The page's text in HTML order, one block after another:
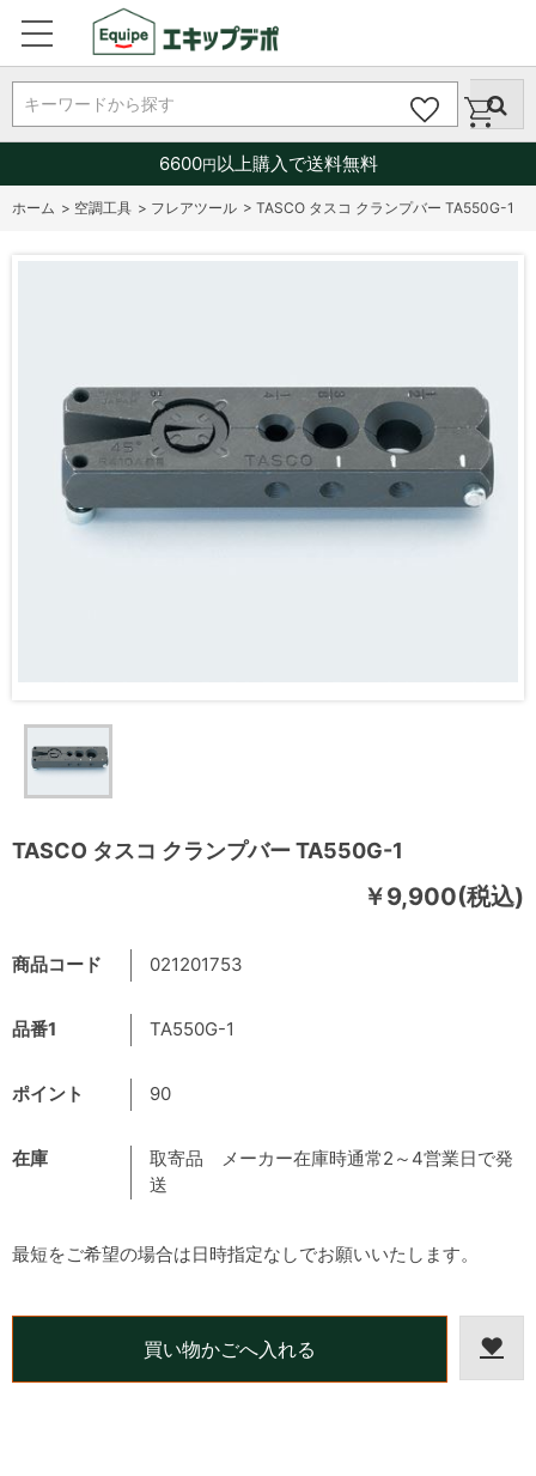
キーワードから探す
6600円以上購入で送料無料
ホーム > 空調工具 > フレアツール > TASCO タスコ クランプバー TA550G-1
TASCO タスコ クランプバー TA550G-1
￥9,900(税込)
商品コード 021201753
品番1 TA550G-1
ポイント 90
在庫
取寄品 メーカー在庫時通常2～4営業日で発
送
最短をご希望の場合は日時指定なしでお願いいたします。